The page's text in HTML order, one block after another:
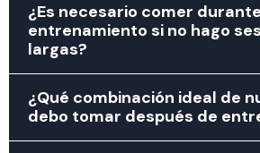
¿Es necesario comer
entrenamiento si no hago
largas?
¿Qué combinación ideal de
debo tomar después de